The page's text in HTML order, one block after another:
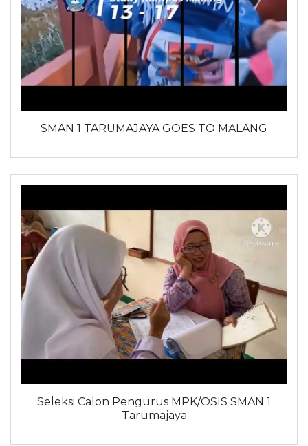
SMAN 1 TARUMAJAYA GOES TO MALANG
Seleksi Calon Pengurus MPK/OSIS SMAN 1
Tarumajaya